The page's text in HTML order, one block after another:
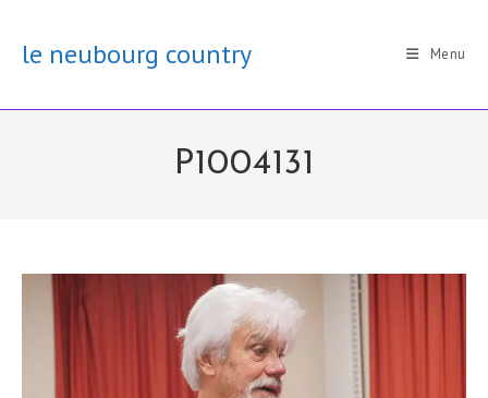
contentle neubourg country Menu
P1004131